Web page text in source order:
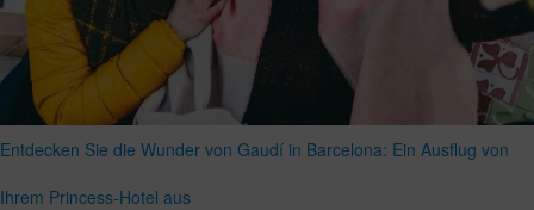
Entdecken Sie die Wunder von Gaudí in Barcelona: Ein Ausflug von
Ihrem Princess-Hotel aus